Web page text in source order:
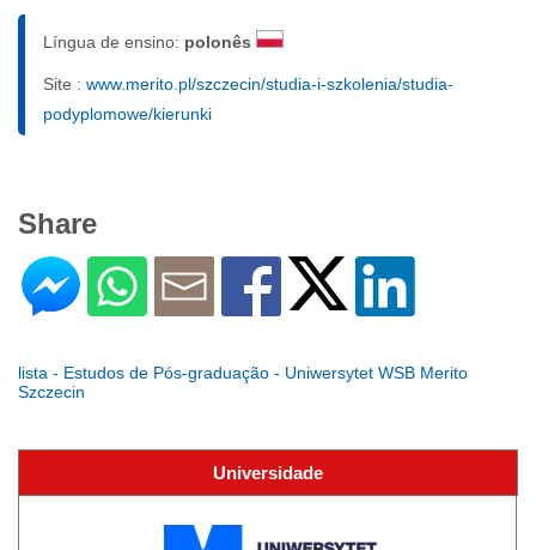
Língua de ensino: polonês
Site : www.merito.pl/szczecin/studia-i-szkolenia/studia-
podyplomowe/kierunki
Share
lista - Estudos de Pós-graduação - Uniwersytet WSB Merito
Szczecin
Universidade